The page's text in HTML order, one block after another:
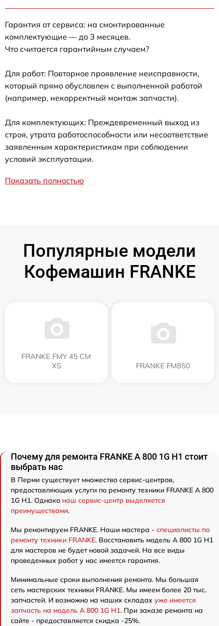
Гарантия от сервиса: на смонтированные
комплектующие — до 3 месяцев.
Что считается гарантийным случаем?
Для работ: Повторное проявление неисправности,
который прямо обусловлен с выполненной работой
(например, некорректный монтаж запчасти).
Для комплектующих: Преждевременный выход из
строя, утрата работоспособности или несоответствие
заявленным характеристикам при соблюдении
условий эксплуатации.
Показать полностью
Популярные модели
Кофемашин FRANKE
FRANKE FMY 45 CM
XS
FRANKE FM850
Почему для ремонта FRANKE A 800 1G H1 стоит
выбрать нас
В Перми существует множество сервис-центров,
предоставляющих услуги по ремонту техники FRANKE A 800
1G H1. Однако наш сервис-центр выделяется
преимуществами.
Мы ремонтируем FRANKE. Наши мастера - специалисты по
ремонту техники FRANKE. Восстановить модель A 800 1G H1
для мастеров не будет новой задачей. На все виды
проведенных работ у нас имеется гарантия.
Минимальные сроки выполнения ремонта. Мы большая
сеть мастерских техники FRANKE. Мы имеем более 20 тыс.
запчастей. И возможно на наших складах уже имеется
запчасть на модель A 800 1G H1. При заказе ремонта на
сайте - предоставляется скидка -25%.